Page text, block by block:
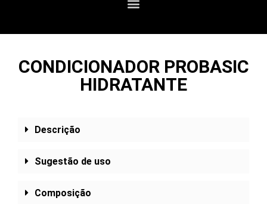
CONDICIONADOR PROBASIC
HIDRATANTE
Descrição
Sugestão de uso
Composição